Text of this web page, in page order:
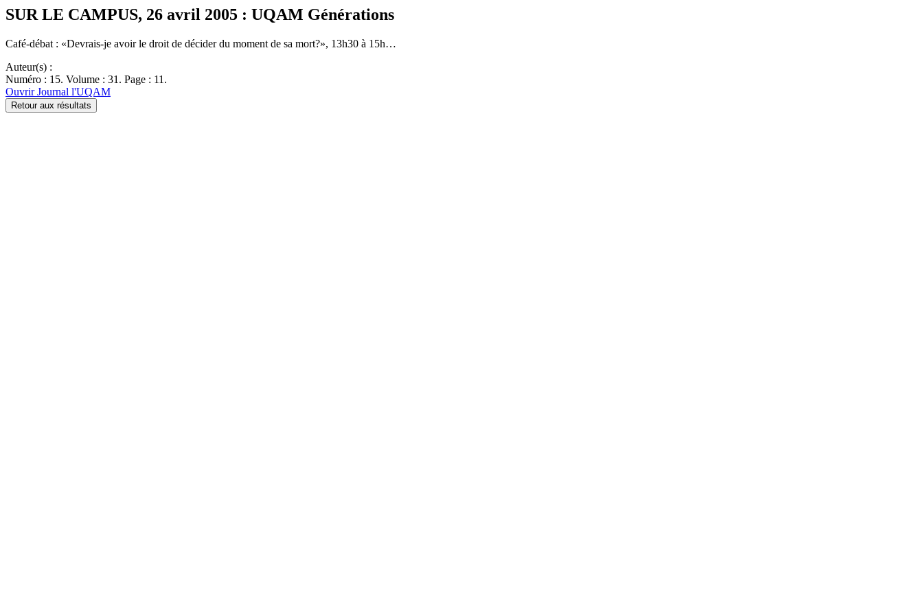
SUR LE CAMPUS, 26 avril 2005 : UQAM Générations
Café-débat : «Devrais-je avoir le droit de décider du moment de sa mort?», 13h30 à 15h…
Auteur(s) :
Numéro : 15. Volume : 31. Page : 11.
Ouvrir Journal l'UQAM
Retour aux résultats